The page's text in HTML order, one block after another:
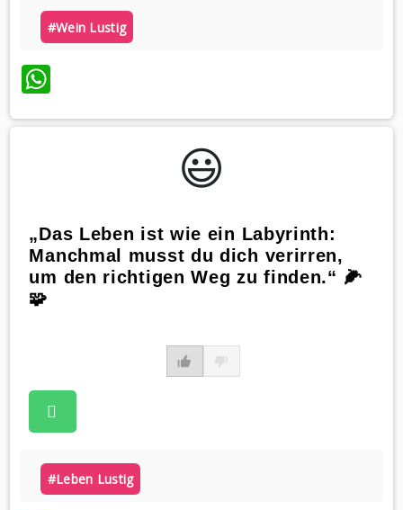
#wein Lustig
WhatsApp
😃️
„Das Leben ist wie ein Labyrinth:
Manchmal musst du dich verirren,
um den richtigen Weg zu finden.“ 🌽
🧩
#leben Lustig